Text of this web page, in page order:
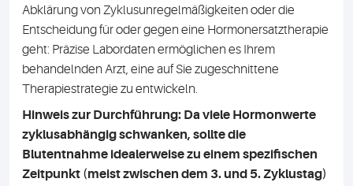
Abklärung von Zyklusunregelmäßigkeiten oder die
Entscheidung für oder gegen eine Hormonersatztherapie
geht: Präzise Labordaten ermöglichen es Ihrem
behandelnden Arzt, eine auf Sie zugeschnittene
Therapiestrategie zu entwickeln.
Hinweis zur Durchführung: Da viele Hormonwerte
zyklusabhängig schwanken, sollte die
Blutentnahme idealerweise zu einem spezifischen
Zeitpunkt (meist zwischen dem 3. und 5. Zyklustag)